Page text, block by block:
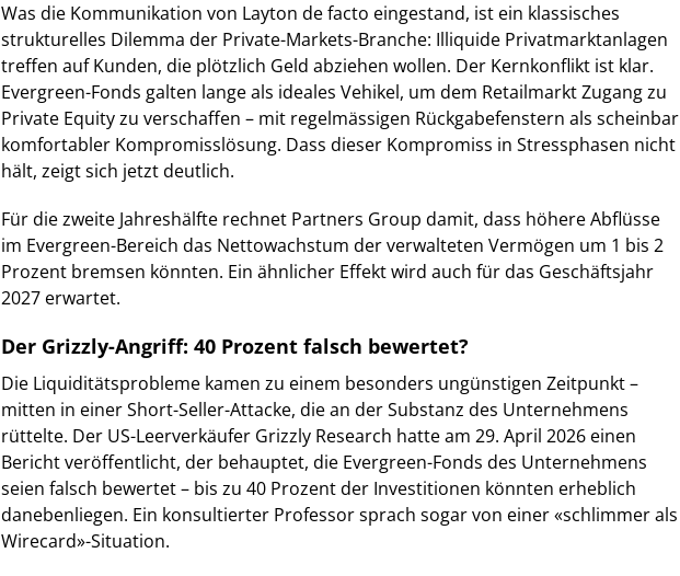
Was die Kommunikation von Layton de facto eingestand, ist ein klassisches
strukturelles Dilemma der Private-Markets-Branche: Illiquide Privatmarktanlagen
treffen auf Kunden, die plötzlich Geld abziehen wollen. Der Kernkonflikt ist klar.
Evergreen-Fonds galten lange als ideales Vehikel, um dem Retailmarkt Zugang zu
Private Equity zu verschaffen – mit regelmässigen Rückgabefenstern als scheinbar
komfortabler Kompromisslösung. Dass dieser Kompromiss in Stressphasen nicht
hält, zeigt sich jetzt deutlich.
Für die zweite Jahreshälfte rechnet Partners Group damit, dass höhere Abflüsse
im Evergreen-Bereich das Nettowachstum der verwalteten Vermögen um 1 bis 2
Prozent bremsen könnten. Ein ähnlicher Effekt wird auch für das Geschäftsjahr
2027 erwartet.
Der Grizzly-Angriff: 40 Prozent falsch bewertet?
Die Liquiditätsprobleme kamen zu einem besonders ungünstigen Zeitpunkt –
mitten in einer Short-Seller-Attacke, die an der Substanz des Unternehmens
rüttelte. Der US-Leerverkäufer Grizzly Research hatte am 29. April 2026 einen
Bericht veröffentlicht, der behauptet, die Evergreen-Fonds des Unternehmens
seien falsch bewertet – bis zu 40 Prozent der Investitionen könnten erheblich
danebenliegen. Ein konsultierter Professor sprach sogar von einer «schlimmer als
Wirecard»-Situation.